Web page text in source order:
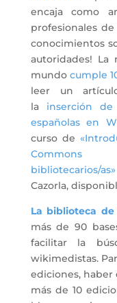
encaja como
profesionales
conocimientos
autoridades!
mundocumple
leer un
la inserción
españolas en
curso de
bibliotecarios/as»
Cazorla,
La biblioteca
más de 90
facilitar la
wikimedistas.
ediciones, haber
más de 10